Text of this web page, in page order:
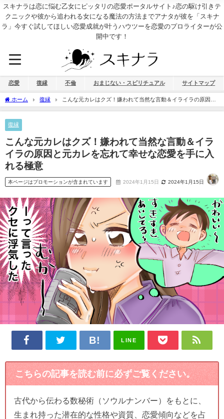
スキナラは恋に悩む乙女にピッタリの恋愛ポータルサイト♪恋の駆け引きテ
クニックや彼から追われる女になる魔法の方法までアナタが彼を「スキナ
ラ」今すぐ試してほしい恋愛成就が叶うハウツーを恋愛のプロライターが公
開中です！
恋愛 復縁 不倫 おまじない・スピリチュアル サイトマップ
ホーム 復縁
こんな元カレはクズ！嫌われて当然な言動＆イライラの原因と
元カレを忘れて幸せな恋愛を手に入れる極意
復縁
こんな元カレはクズ！嫌われて当然な言動＆イラ
イラの原因と元カレを忘れて幸せな恋愛を手に入
れる極意
本ページはプロモーションが含まれています 2024年1月15日 2024年1月15日
LINE
こちらの記事を読む前に必ずご覧ください。
古代から伝わる数秘術（ソウルナンバー）をもとに、
生まれ持った潜在的な性格や資質、恋愛傾向などを占